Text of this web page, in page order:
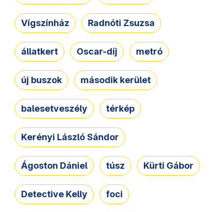
Vígszínház Radnóti Zsuzsa
állatkert Oscar-díj metró
új buszok második kerület
balesetveszély térkép
Kerényi László Sándor
Ágoston Dániel túsz Kürti Gábor
Detective Kelly foci